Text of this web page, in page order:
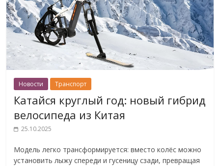
Новости Транспорт
Катайся круглый год: новый гибрид
велосипеда из Китая
25.10.2025
Модель легко трансформируется: вместо колёс можно
установить лыжу спереди и гусеницу сзади, превращая